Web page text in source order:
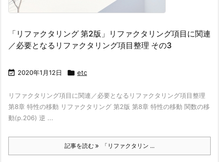
「リファクタリング 第2版」リファクタリング項目に関連
／必要となるリファクタリング項目整理 その3
 2020年1月12日  etc
リファクタリング項目に関連／必要となるリファクタリング項目整理
第8章 特性の移動 リファクタリング 第2版 第8章 特性の移動 関数の移
動(p.206) 逆 ...
記事を読む 「リファクタリン ...